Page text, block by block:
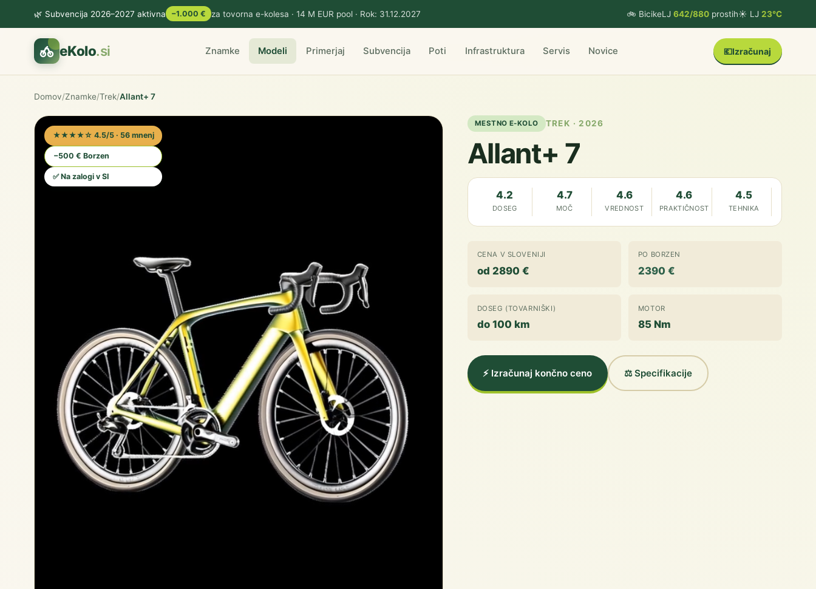
🌿 Subvencija 2026–2027 aktivna −1.000 € za tovorna e-kolesa · 14 M EUR pool · Rok: 31.12.2027 🚲 BicikeLJ 642/880 prostih☀️ LJ 23°C
eKolo.si Znamke Modeli Primerjaj Subvencija Poti Infrastruktura Servis Novice 💶Izračunaj
Domov/Znamke/Trek/Allant+ 7
★★★★☆ 4.5/5 · 56 mnenj
−500 € Borzen
✅ Na zalogi v SI
MESTNO E-KOLO TREK · 2026
Allant+ 7
4.2
DOSEG
4.7
MOČ
4.6
VREDNOST
4.6
PRAKTIČNOST
4.5
TEHNIKA
CENA V SLOVENIJI
od 2890 €
PO BORZEN
2390 €
DOSEG (TOVARNIŠKI)
do 100 km
MOTOR
85 Nm
⚡ Izračunaj končno ceno ⚖️ Specifikacije